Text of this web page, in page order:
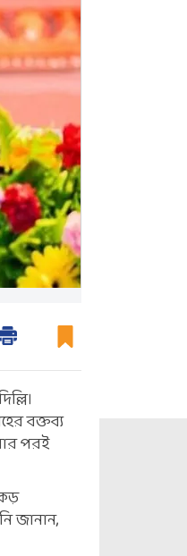
বক্তব্য
পরই
জানান,